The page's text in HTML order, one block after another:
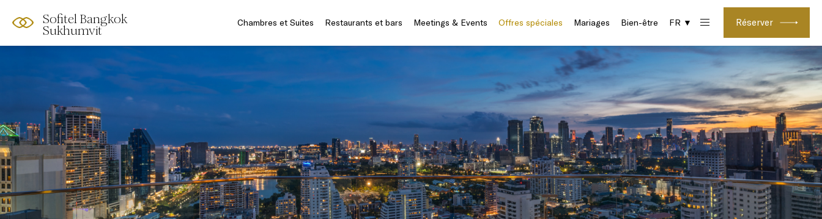
Sofitel Bangkok
Sukhumvit
Réserver
Chambres et Suites Restaurants et bars Meetings & Events Offres spéciales Mariages Bien-être FR ▼